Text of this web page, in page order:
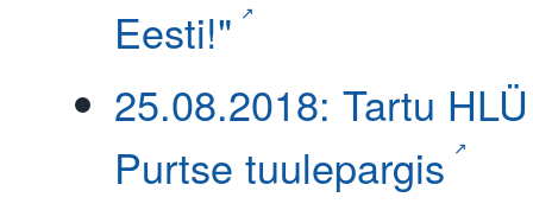
Eesti!"
25.08.2018: Tartu
Purtse tuulepargis